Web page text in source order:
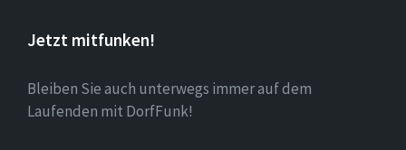
Jetzt mitfunken!
Bleiben Sie auch unterwegs immer auf dem
Laufenden mit DorfFunk!